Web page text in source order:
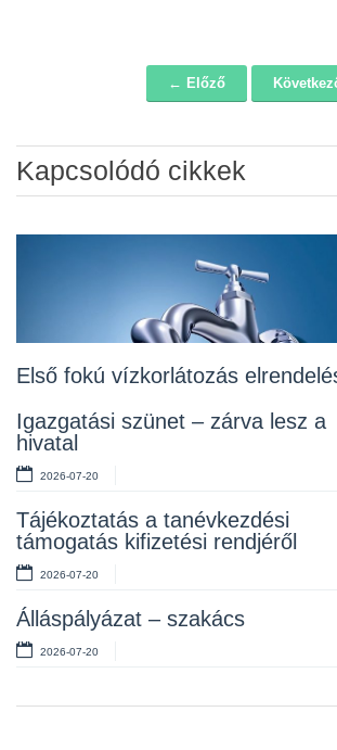
← Előző
Kapcsolódó cikkek
Első fokú vízkorlátozás
Igazgatási szünet – zárva lesz a
hivatal
2026-07-20
Tájékoztatás a tanévkezdési
támogatás kifizetési rendjéről
2026-07-20
Álláspályázat – szakács
2026-07-20
Álláspályázat – konyhai kisegítő
Lakossági fórum az Erzsébet téri
2026-07-10
Rendelet kihirdetése
2026-07-10
Álláspályázat – takarító
2026-07-06